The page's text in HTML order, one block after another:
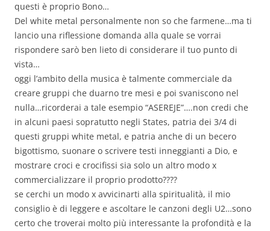
questi è proprio Bono…
Del white metal personalmente non so che farmene…ma ti
lancio una riflessione domanda alla quale se vorrai
rispondere sarò ben lieto di considerare il tuo punto di
vista…
oggi l’ambito della musica è talmente commerciale da
creare gruppi che duarno tre mesi e poi svaniscono nel
nulla…ricorderai a tale esempio “ASEREJE”….non credi che
in alcuni paesi sopratutto negli States, patria dei 3/4 di
questi gruppi white metal, e patria anche di un becero
bigottismo, suonare o scrivere testi inneggianti a Dio, e
mostrare croci e crocifissi sia solo un altro modo x
commercializzare il proprio prodotto????
se cerchi un modo x avvicinarti alla spiritualità, il mio
consiglio è di leggere e ascoltare le canzoni degli U2…sono
certo che troverai molto più interessante la profondità e la